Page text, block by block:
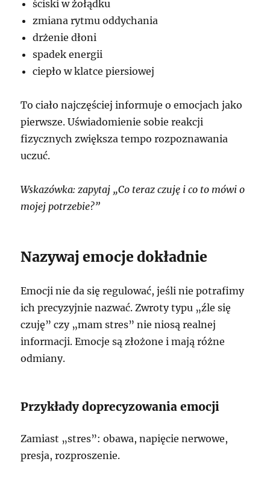
ściski w żołądku
zmiana rytmu oddychania
drżenie dłoni
spadek energii
ciepło w klatce piersiowej
To ciało najczęściej informuje o emocjach jako
pierwsze. Uświadomienie sobie reakcji
fizycznych zwiększa tempo rozpoznawania
uczuć.
Wskazówka: zapytaj „Co teraz czuję i co to mówi o
mojej potrzebie?”
Nazywaj emocje dokładnie
Emocji nie da się regulować, jeśli nie potrafimy
ich precyzyjnie nazwać. Zwroty typu „źle się
czuję” czy „mam stres” nie niosą realnej
informacji. Emocje są złożone i mają różne
odmiany.
Przykłady doprecyzowania emocji
Zamiast „stres”: obawa, napięcie nerwowe,
presja, rozproszenie.